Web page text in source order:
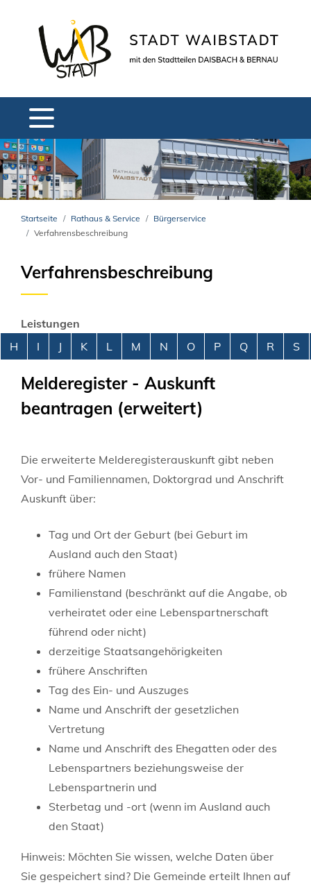
Startseite Rathaus & Service
Bürgerservice
Verfahrensbeschreibung
Verfahrensbeschreibung
Leistungen
Alphabetisches Register überspringen
H I J K L M N O P Q R S
Melderegister - Auskunft
beantragen (erweitert)
Die erweiterte Melderegisterauskunft gibt neben
Vor- und Familiennamen, Doktorgrad und Anschrift
Auskunft über:
Tag und Ort der Geburt (bei Geburt im
Ausland auch den Staat)
frühere Namen
Familienstand (beschränkt auf die Angabe, ob
verheiratet oder eine Lebenspartnerschaft
führend oder nicht)
derzeitige Staatsangehörigkeiten
frühere Anschriften
Tag des Ein- und Auszuges
Name und Anschrift der gesetzlichen
Vertretung
Name und Anschrift des Ehegatten oder des
Lebenspartners beziehungsweise der
Lebenspartnerin und
Sterbetag und -ort (wenn im Ausland auch
den Staat)
Hinweis: Möchten Sie wissen, welche Daten über
Sie gespeichert sind? Die Gemeinde erteilt Ihnen auf